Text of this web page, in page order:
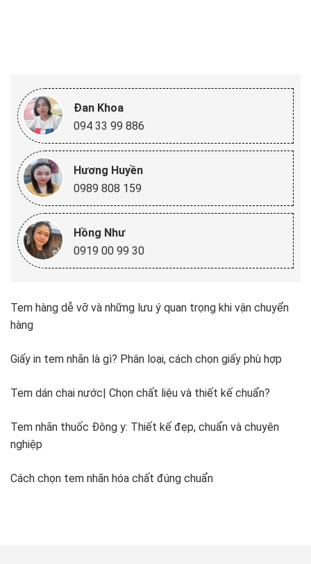
Đan Khoa
094 33 99 886
Hương Huyền
0989 808 159
Hồng Như
0919 00 99 30
Tem hàng dễ vỡ và những lưu ý quan trọng khi vận chuyển
hàng
Giấy in tem nhãn là gì? Phân loại, cách chọn giấy phù hợp
Tem dán chai nước| Chọn chất liệu và thiết kế chuẩn?
Tem nhãn thuốc Đông y: Thiết kế đẹp, chuẩn và chuyên
nghiệp
Cách chọn tem nhãn hóa chất đúng chuẩn